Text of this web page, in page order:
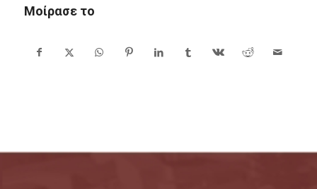
Μοίρασε το